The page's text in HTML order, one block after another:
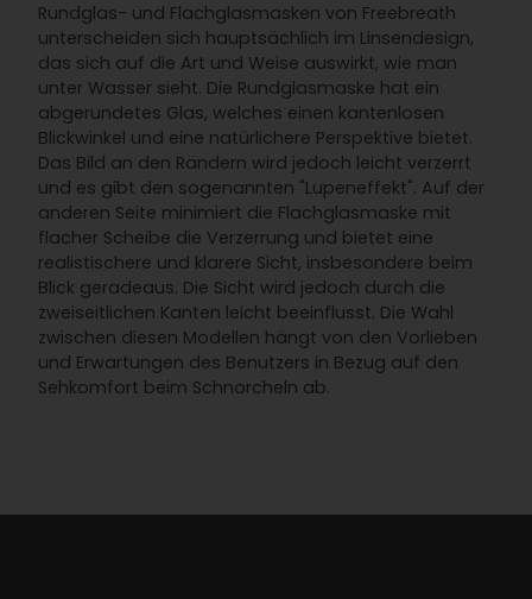
Rundglas- und Flachglasmasken von Freebreath
unterscheiden sich hauptsächlich im Linsendesign,
das sich auf die Art und Weise auswirkt, wie man
unter Wasser sieht. Die Rundglasmaske hat ein
abgerundetes Glas, welches einen kantenlosen
Blickwinkel und eine natürlichere Perspektive bietet.
Das Bild an den Rändern wird jedoch leicht verzerrt
und es gibt den sogenannten "Lupeneffekt". Auf der
anderen Seite minimiert die Flachglasmaske mit
flacher Scheibe die Verzerrung und bietet eine
realistischere und klarere Sicht, insbesondere beim
Blick geradeaus. Die Sicht wird jedoch durch die
zweiseitlichen Kanten leicht beeinflusst. Die Wahl
zwischen diesen Modellen hängt von den Vorlieben
und Erwartungen des Benutzers in Bezug auf den
Sehkomfort beim Schnorcheln ab.